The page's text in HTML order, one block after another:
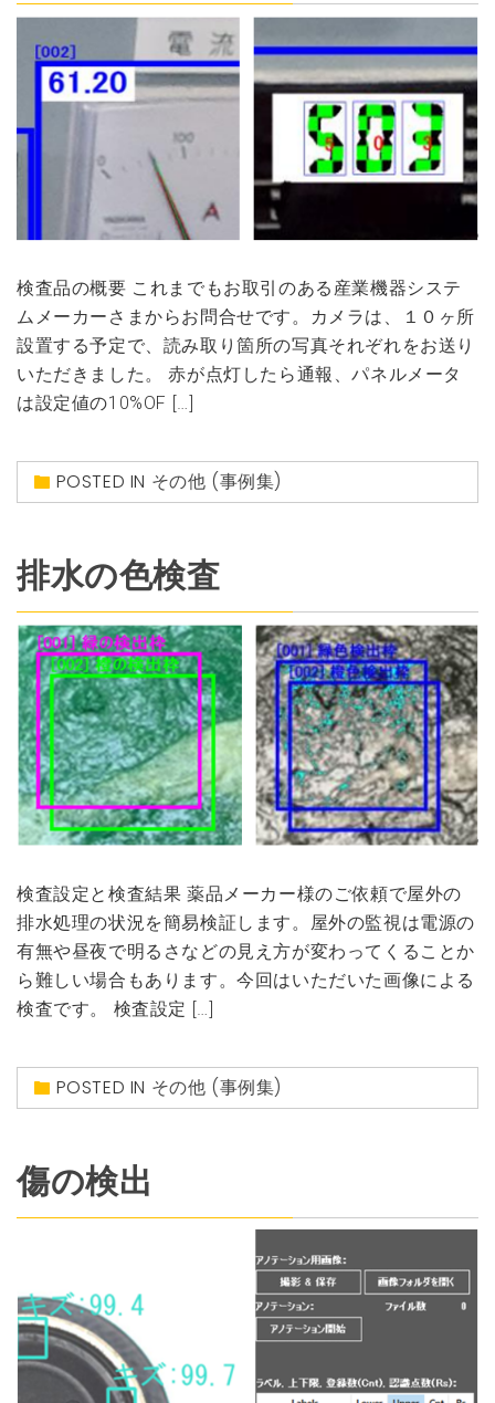
検査品の概要 これまでもお取引のある産業機器システ
ムメーカーさまからお問合せです。カメラは、１０ヶ所
設置する予定で、読み取り箇所の写真それぞれをお送り
いただきました。 赤が点灯したら通報、パネルメータ
は設定値の10%OF […]
POSTED IN その他 (事例集)
排水の色検査
検査設定と検査結果 薬品メーカー様のご依頼で屋外の
排水処理の状況を簡易検証します。屋外の監視は電源の
有無や昼夜で明るさなどの見え方が変わってくることか
ら難しい場合もあります。今回はいただいた画像による
検査です。 検査設定 […]
POSTED IN その他 (事例集)
傷の検出